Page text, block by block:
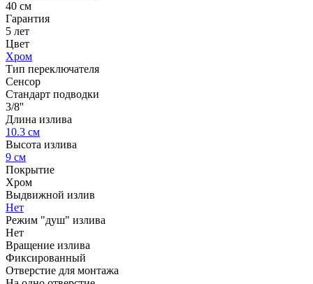
40 см
Гарантия
5 лет
Цвет
Хром
Тип переключателя
Сенсор
Стандарт подводки
3/8''
Длина излива
10.3 см
Высота излива
9 см
Покрытие
Хром
Выдвижной излив
Нет
Режим "душ" излива
Нет
Вращение излива
Фиксированный
Отверстие для монтажа